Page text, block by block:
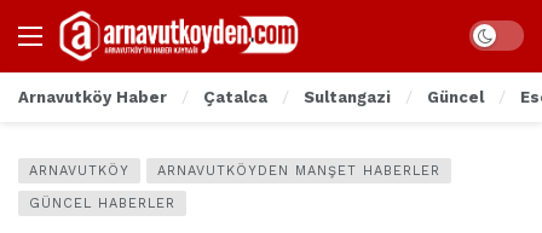
Arnavutköy Haber Çatalca Sultangazi Güncel
ARNAVUTKÖY ARNAVUTKÖYDEN MANŞET HABERLER
GÜNCEL HABERLER